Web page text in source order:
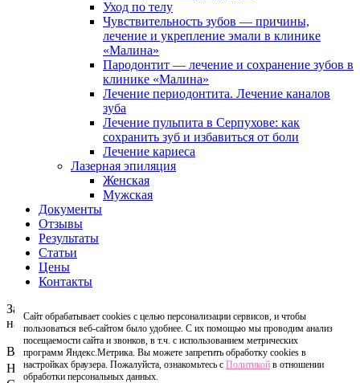
Уход по телу
Чувствительность зубов — причины,
лечение и укрепление эмали в клинике
«Малина»
Пародонтит — лечение и сохранение зубов в
клинике «Малина»
Лечение периодонтита. Лечение каналов
зуба
Лечение пульпита в Серпухове: как
сохранить зуб и избавиться от боли
Лечение кариеса
Лазерная эпиляция
Женская
Мужская
Документы
Отзывы
Результаты
Статьи
Цены
Контакты
Записаться
на консультацию
Ваше имя
Номер телефона
Сайт обрабатывает cookies с целью персонализации сервисов, и чтобы
пользоваться веб-сайтом было удобнее. С их помощью мы проводим анализ
посещаемости сайта и звонков, в т.ч. с использованием метрических
программ Яндекс.Метрика. Вы можете запретить обработку cookies в
настройках браузера. Пожалуйста, ознакомьтесь с Политикойв отношении
обработки персональных данных.